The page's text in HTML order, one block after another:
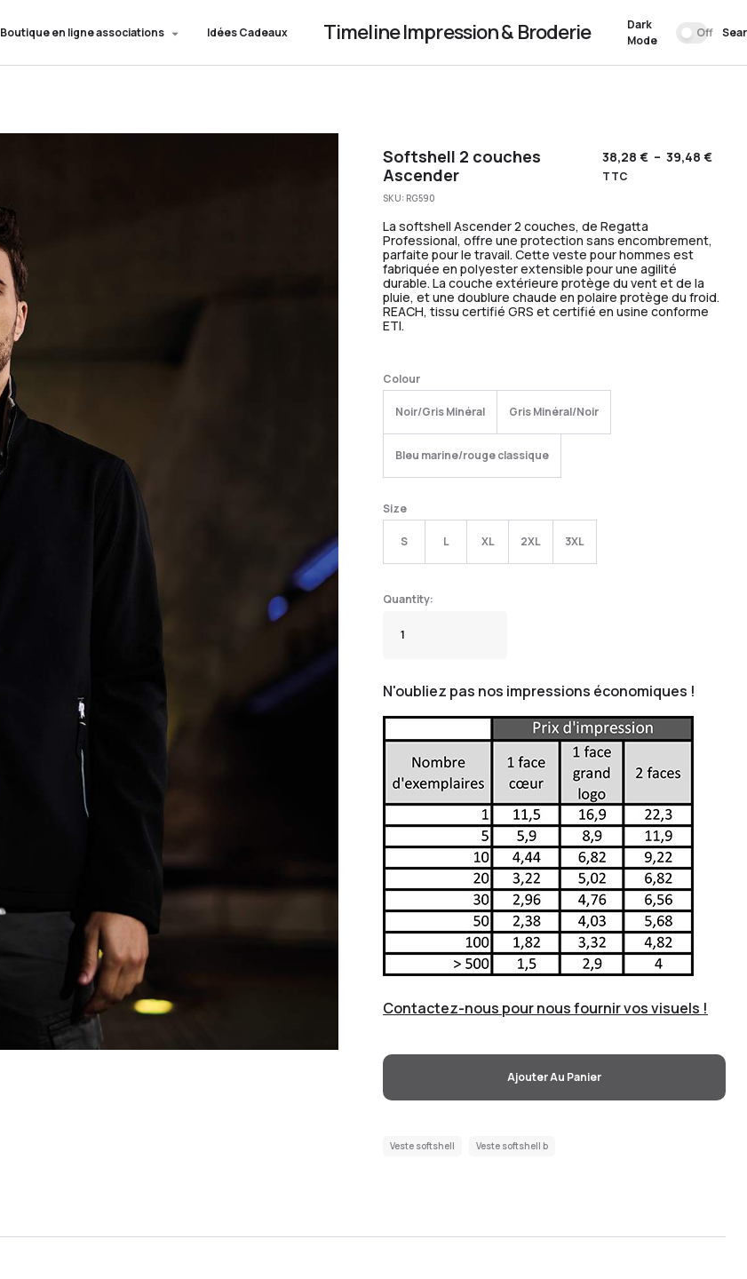
Boutique en ligne associations Idées Cadeaux Timeline Impression & Broderie
Dark
Mode
Off
Softshell 2 couches
Ascender
38,28 € – 39,48 €
TTC
SKU: RG590
La softshell Ascender 2 couches, de Regatta
Professional, offre une protection sans encombrement,
parfaite pour le travail. Cette veste pour hommes est
fabriquée en polyester extensible pour une agilité
durable. La couche extérieure protège du vent et de la
pluie, et une doublure chaude en polaire protège du froid.
REACH, tissu certifié GRS et certifié en usine conforme
ETI.
Colour
Noir/Gris Minéral Gris Minéral/Noir
Bleu marine/rouge classique
Size
S L XL 2XL 3XL
N'oubliez pas nos impressions économiques !
Contactez-nous pour nous fournir vos visuels !
Ajouter Au Panier
Veste softshell Veste softshell b